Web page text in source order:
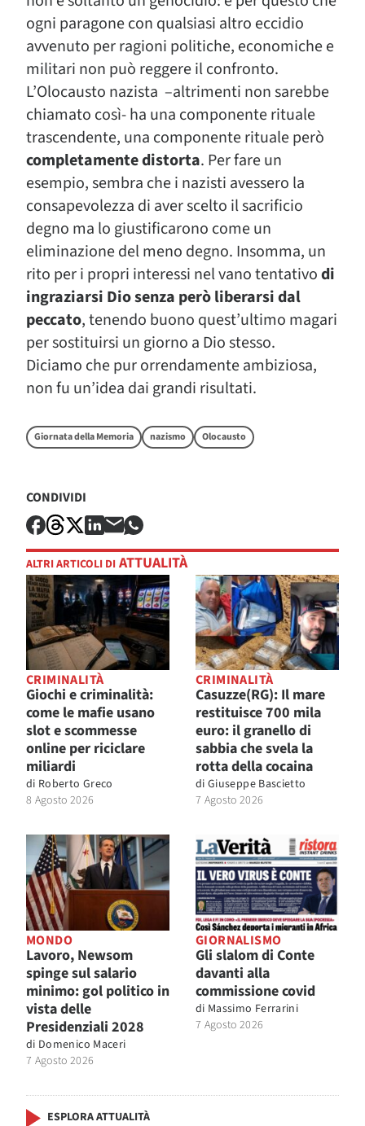
ogni paragone con qualsiasi altro eccidio
avvenuto per ragioni politiche, economiche e
militari non può reggere il confronto.
L’Olocausto nazista –altrimenti non sarebbe
chiamato così- ha una componente rituale
trascendente, una componente rituale però
completamente distorta. Per fare un
esempio, sembra che i nazisti avessero la
consapevolezza di aver scelto il sacrificio
degno ma lo giustificarono come un
eliminazione del meno degno. Insomma, un
rito per i propri interessi nel vano tentativodi
ingraziarsi Dio senza però liberarsi dal
peccato, tenendo buono quest’ultimo magari
per sostituirsi un giorno a Dio stesso.
Diciamo che pur orrendamente ambiziosa,
non fu un’idea dai grandi risultati.
Giornata della Memoria nazismo Olocausto
CONDIVIDI
ALTRI ARTICOLI DI ATTUALITÀ
CRIMINALITÀ
Giochi e criminalità:
come le mafie usano
slot e scommesse
online per riciclare
miliardi
di Roberto Greco
8 Agosto 2026
CRIMINALITÀ
Casuzze(RG): Il mare
restituisce 700 mila
euro: il granello di
sabbia che svela la
rotta della cocaina
di Giuseppe Bascietto
7 Agosto 2026
MONDO
Lavoro, Newsom
spinge sul salario
minimo: gol politico in
vista delle
Presidenziali 2028
di Domenico Maceri
7 Agosto 2026
GIORNALISMO
Gli slalom di Conte
davanti alla
commissione covid
di Massimo Ferrarini
7 Agosto 2026
ESPLORA ATTUALITÀ